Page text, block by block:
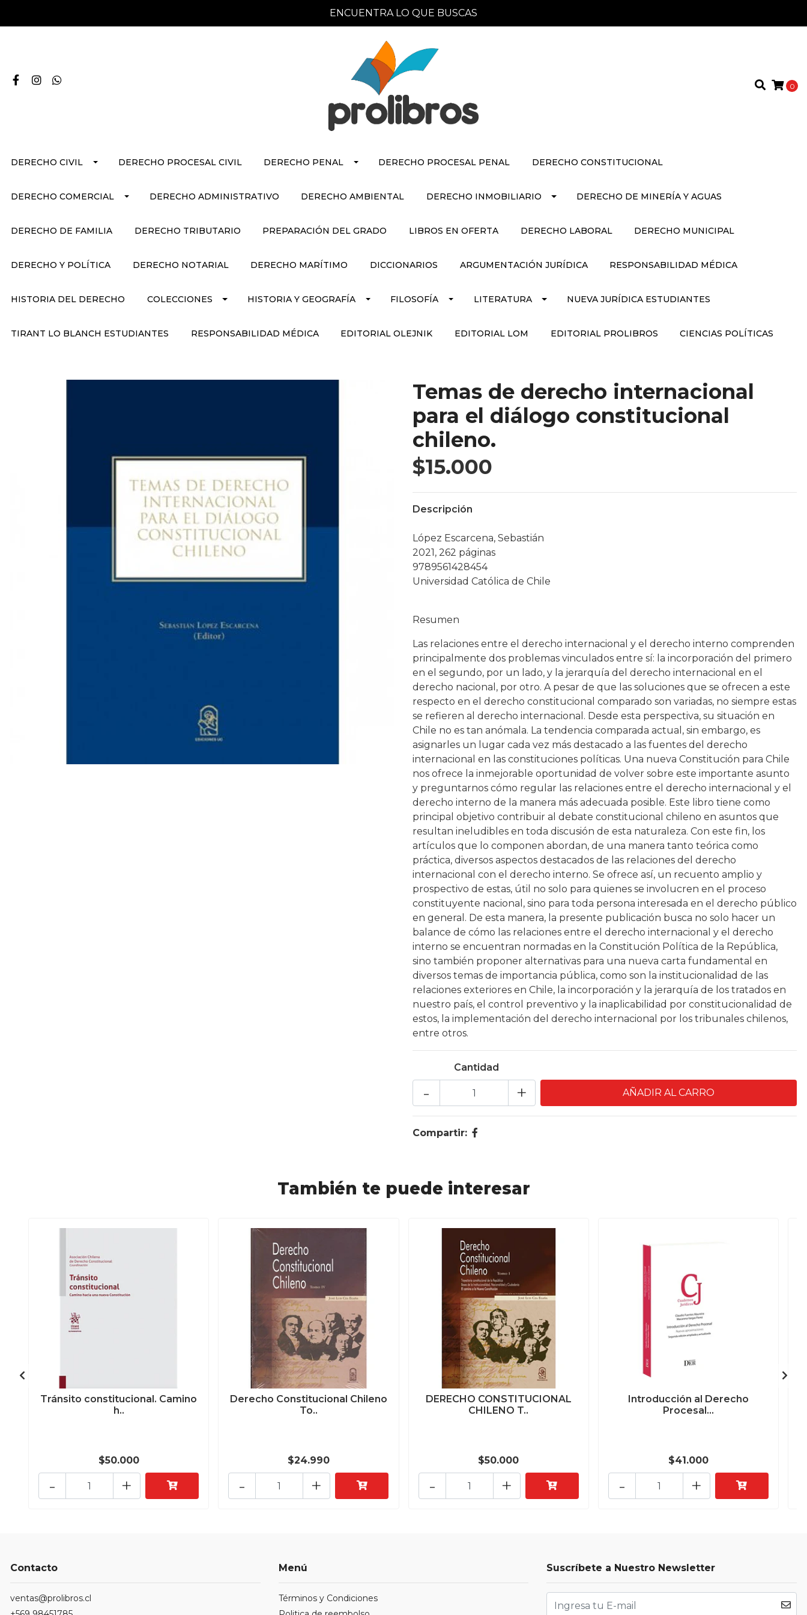
ENCUENTRA LO QUE BUSCAS
0
DERECHO CIVIL DERECHO PROCESAL CIVIL DERECHO PENAL DERECHO PROCESAL PENAL DERECHO CONSTITUCIONAL
DERECHO COMERCIAL DERECHO ADMINISTRATIVO DERECHO AMBIENTAL DERECHO INMOBILIARIO DERECHO DE MINERÍA Y AGUAS
DERECHO DE FAMILIA DERECHO TRIBUTARIO PREPARACIÓN DEL GRADO LIBROS EN OFERTA DERECHO LABORAL DERECHO MUNICIPAL
DERECHO Y POLÍTICA DERECHO NOTARIAL DERECHO MARÍTIMO DICCIONARIOS ARGUMENTACIÓN JURÍDICA RESPONSABILIDAD MÉDICA
HISTORIA DEL DERECHO COLECCIONES HISTORIA Y GEOGRAFÍA FILOSOFÍA LITERATURA NUEVA JURÍDICA ESTUDIANTES
TIRANT LO BLANCH ESTUDIANTES RESPONSABILIDAD MÉDICA EDITORIAL OLEJNIK EDITORIAL LOM EDITORIAL PROLIBROS CIENCIAS POLÍTICAS
Temas de derecho internacional
para el diálogo constitucional
chileno.
$15.000
Descripción
López Escarcena, Sebastián
2021, 262 páginas
9789561428454
Universidad Católica de Chile
Resumen
Las relaciones entre el derecho internacional y el derecho interno comprenden
principalmente dos problemas vinculados entre sí: la incorporación del primero
en el segundo, por un lado, y la jerarquía del derecho internacional en el
derecho nacional, por otro. A pesar de que las soluciones que se ofrecen a este
respecto en el derecho constitucional comparado son variadas, no siempre estas
se refieren al derecho internacional. Desde esta perspectiva, su situación en
Chile no es tan anómala. La tendencia comparada actual, sin embargo, es
asignarles un lugar cada vez más destacado a las fuentes del derecho
internacional en las constituciones políticas. Una nueva Constitución para Chile
nos ofrece la inmejorable oportunidad de volver sobre este importante asunto
y preguntarnos cómo regular las relaciones entre el derecho internacional y el
derecho interno de la manera más adecuada posible. Este libro tiene como
principal objetivo contribuir al debate constitucional chileno en asuntos que
resultan ineludibles en toda discusión de esta naturaleza. Con este fin, los
artículos que lo componen abordan, de una manera tanto teórica como
práctica, diversos aspectos destacados de las relaciones del derecho
internacional con el derecho interno. Se ofrece así, un recuento amplio y
prospectivo de estas, útil no solo para quienes se involucren en el proceso
constituyente nacional, sino para toda persona interesada en el derecho público
en general. De esta manera, la presente publicación busca no solo hacer un
balance de cómo las relaciones entre el derecho internacional y el derecho
interno se encuentran normadas en la Constitución Política de la República,
sino también proponer alternativas para una nueva carta fundamental en
diversos temas de importancia pública, como son la institucionalidad de las
relaciones exteriores en Chile, la incorporación y la jerarquía de los tratados en
nuestro país, el control preventivo y la inaplicabilidad por constitucionalidad de
estos, la implementación del derecho internacional por los tribunales chilenos,
entre otros.
Cantidad
+
-
Compartir:
También te puede interesar
Tránsito constitucional. Camino
h..
$50.000
+
-
Derecho Constitucional Chileno
To..
$24.990
+
-
DERECHO CONSTITUCIONAL
CHILENO T..
$50.000
+
-
Introducción al Derecho
Procesal...
$41.000
+
-
Contacto
ventas@prolibros.cl
Menú
Términos y Condiciones
Suscríbete a Nuestro Newsletter